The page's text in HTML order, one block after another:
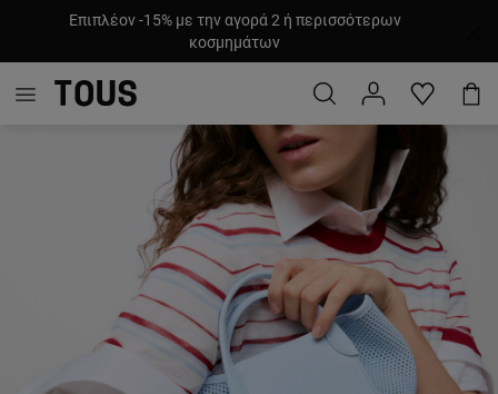
Επιπλέον -15% με την αγορά 2 ή περισσότερων
κοσμημάτων